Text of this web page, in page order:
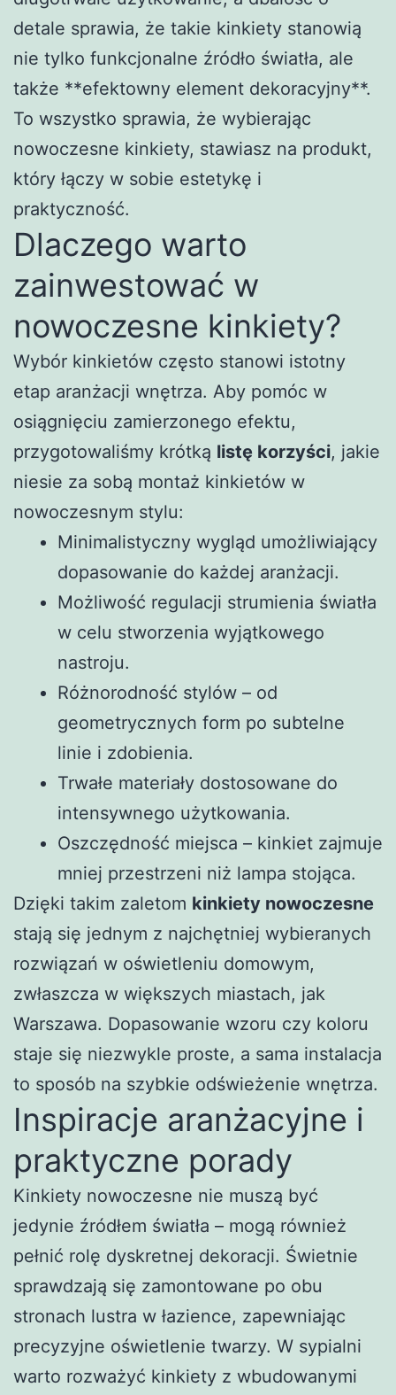
detale sprawia, że takie kinkiety stanowią
nie tylko funkcjonalne źródło światła, ale
także **efektowny element dekoracyjny**.
To wszystko sprawia, że wybierając
nowoczesne kinkiety, stawiasz na produkt,
który łączy w sobie estetykę i
praktyczność.
Dlaczego warto
zainwestować w
nowoczesne kinkiety?
Wybór kinkietów często stanowi istotny
etap aranżacji wnętrza. Aby pomóc w
osiągnięciu zamierzonego efektu,
przygotowaliśmy krótką listę korzyści, jakie
niesie za sobą montaż kinkietów w
nowoczesnym stylu:
Minimalistyczny wygląd umożliwiający
dopasowanie do każdej aranżacji.
Możliwość regulacji strumienia światła
w celu stworzenia wyjątkowego
nastroju.
Różnorodność stylów – od
geometrycznych form po subtelne
linie i zdobienia.
Trwałe materiały dostosowane do
intensywnego użytkowania.
Oszczędność miejsca – kinkiet zajmuje
mniej przestrzeni niż lampa stojąca.
Dzięki takim zaletom kinkiety nowoczesne
stają się jednym z najchętniej wybieranych
rozwiązań w oświetleniu domowym,
zwłaszcza w większych miastach, jak
Warszawa. Dopasowanie wzoru czy koloru
staje się niezwykle proste, a sama instalacja
to sposób na szybkie odświeżenie wnętrza.
Inspiracje aranżacyjne i
praktyczne porady
Kinkiety nowoczesne nie muszą być
jedynie źródłem światła – mogą również
pełnić rolę dyskretnej dekoracji. Świetnie
sprawdzają się zamontowane po obu
stronach lustra w łazience, zapewniając
precyzyjne oświetlenie twarzy. W sypialni
warto rozważyć kinkiety z wbudowanymi